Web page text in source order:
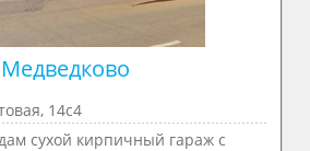
Медведково
14с4
сухой кирпичный гараж с